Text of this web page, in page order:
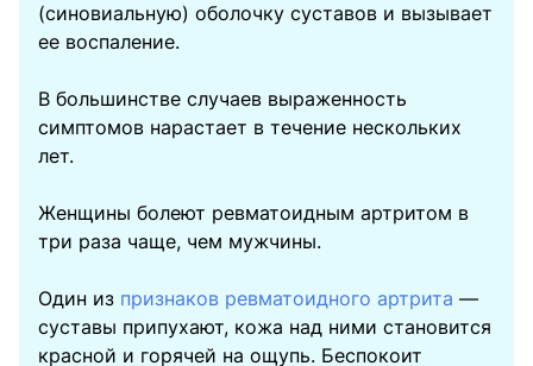
(синовиальную) оболочку суставов и вызывает
ее воспаление.
В большинстве случаев выраженность
симптомов нарастает в течение нескольких
лет.
Женщины болеют ревматоидным артритом в
три раза чаще, чем мужчины.
Один из признаков ревматоидного артрита —
суставы припухают, кожа над ними становится
красной и горячей на ощупь. Беспокоит